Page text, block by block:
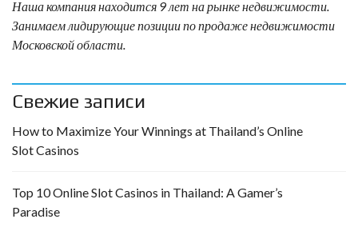
Наша компания находится 9 лет на рынке недвижимости.
Занимаем лидирующие позиции по продаже недвижимости
Московской области.
Свежие записи
How to Maximize Your Winnings at Thailand’s Online
Slot Casinos
Top 10 Online Slot Casinos in Thailand: A Gamer’s
Paradise